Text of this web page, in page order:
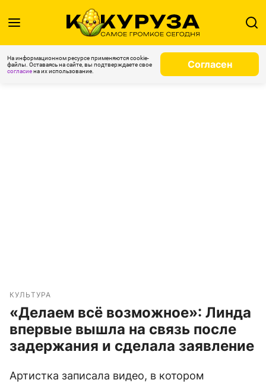
На информационном ресурсе применяются cookie-
файлы. Оставаясь на сайте, вы подтверждаете свое
согласиена их использование.
Согласен
КУЛЬТУРА
«Делаем всё возможное»: Линда
впервые вышла на связь после
задержания и сделала заявление
Артистка записала видео, в котором